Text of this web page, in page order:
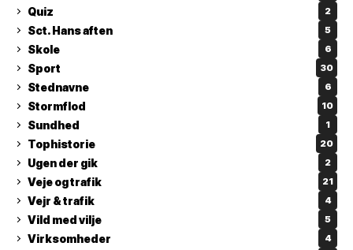
Quiz 2
Sct. Hans aften 5
Skole 6
Sport 30
Stednavne 6
Stormflod 10
Sundhed 1
Tophistorie 20
Ugen der gik 2
Veje og trafik 21
Vejr & trafik 4
Vild med vilje 5
Virksomheder 4